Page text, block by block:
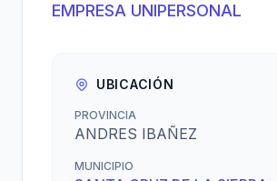
EMPRESA UNIPERSONAL
UBICACIÓN
PROVINCIA
ANDRES IBAÑEZ
MUNICIPIO